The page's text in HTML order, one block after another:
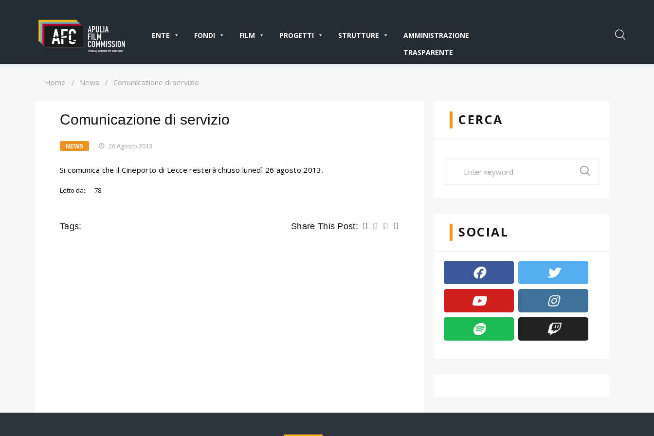
ENTE FONDI FILM PROGETTI STRUTTURE
AMMINISTRAZIONE
TRASPARENTE
Home / News / Comunicazione di servizio
Comunicazione di servizio
NEWS 26 Agosto 2013
Si comunica che il Cineporto di Lecce resterà chiuso lunedì 26 agosto 2013.
Letto da: 78
Tags: Share This Post:
CERCA
SOCIAL